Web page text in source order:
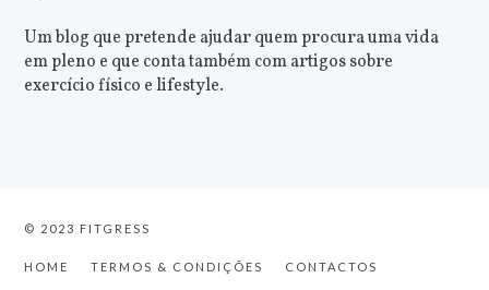
Um blog que pretende ajudar quem procura uma vida
em pleno e que conta também com artigos sobre
exercício físico e lifestyle.
© 2023 FITGRESS
HOME TERMOS & CONDIÇÕES CONTACTOS